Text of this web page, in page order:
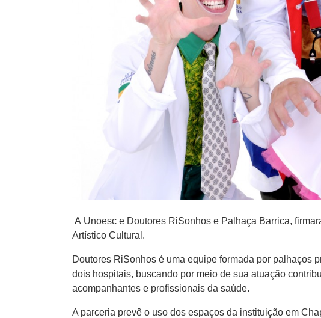
A Unoesc e Doutores RiSonhos e Palhaça Barrica,
Artístico Cultural.
Doutores RiSonhos é uma equipe formada por palhaços
dois hospitais, buscando por meio de sua atuação
acompanhantes e profissionais da saúde.
A parceria prevê o uso dos espaços da instituição em